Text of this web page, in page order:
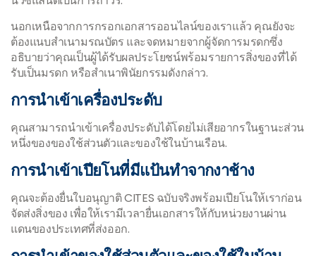
นอกเหนือจากการกรอกเอกสารออนไลน์ของเราแล้ว คุณยังจะ
ต้องแนบสำเนามรณบัตร และจดหมายจากผู้จัดการมรดกซึ่ง
อธิบายว่าคุณเป็นผู้ได้รับผลประโยชน์พร้อมรายการสิ่งของที่ได้
รับเป็นมรดก หรือสำเนาพินัยกรรมดังกล่าว.
การนำเข้าเครื่องประดับ
คุณสามารถนำเข้าเครื่องประดับได้โดยไม่เสียอากรในฐานะส่วน
หนึ่งของของใช้ส่วนตัวและของใช้ในบ้านเรือน.
การนำเข้าเปียโนที่มีแป้นทำจากงาช้าง
คุณจะต้องยื่นใบอนุญาติ CITES ฉบับจริงพร้อมเปียโนให้เราก่อน
จัดส่งสิ่งของ เพื่อให้เรามีเวลายื่นเอกสารให้กับหน่วยงานผ่าน
แดนของประเทศที่ส่งออก.